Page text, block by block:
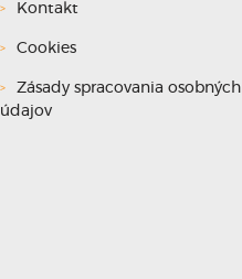
Kontakt
Cookies
Zásady spracovania osobných
údajov